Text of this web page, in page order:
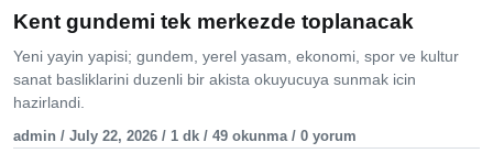
Kent gundemi tek merkezde toplanacak
Yeni yayin yapisi; gundem, yerel yasam, ekonomi, spor ve kultur
sanat basliklarini duzenli bir akista okuyucuya sunmak icin
hazirlandi.
admin / July 22, 2026 / 1 dk / 49 okunma / 0 yorum